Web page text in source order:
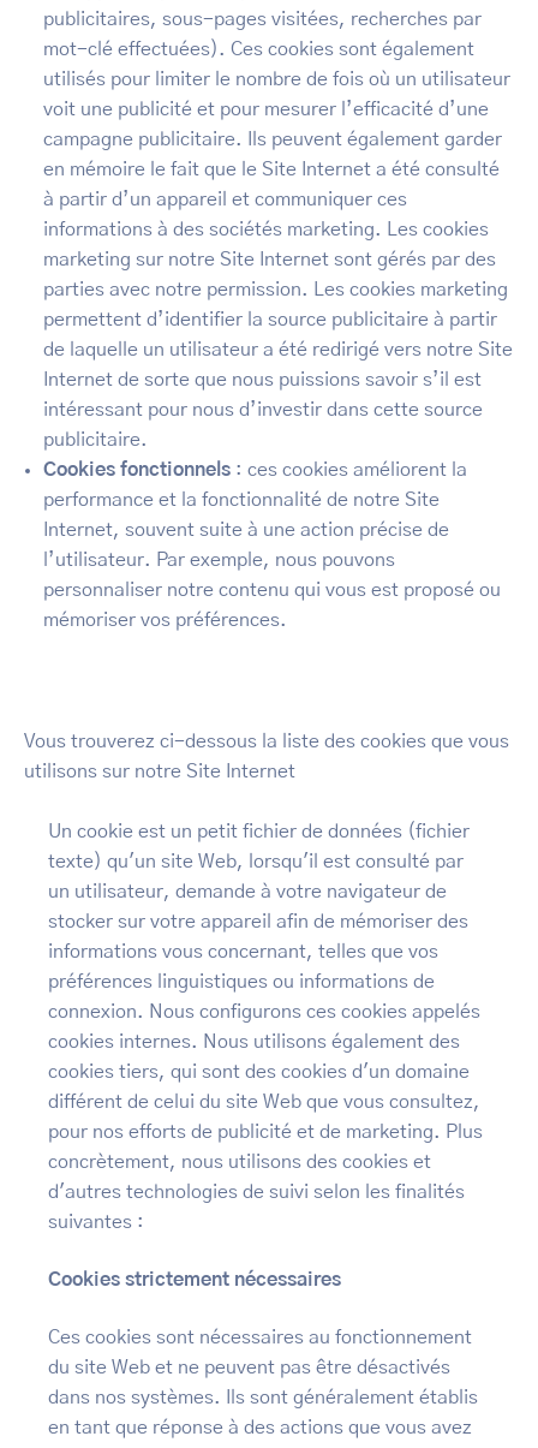
publicitaires, sous-pages visitées, recherches par
mot-clé effectuées). Ces cookies sont également
utilisés pour limiter le nombre de fois où un utilisateur
voit une publicité et pour mesurer l’efficacité d’une
campagne publicitaire. Ils peuvent également garder
en mémoire le fait que le Site Internet a été consulté
à partir d’un appareil et communiquer ces
informations à des sociétés marketing. Les cookies
marketing sur notre Site Internet sont gérés par des
parties avec notre permission. Les cookies marketing
permettent d’identifier la source publicitaire à partir
de laquelle un utilisateur a été redirigé vers notre Site
Internet de sorte que nous puissions savoir s’il est
intéressant pour nous d’investir dans cette source
publicitaire.
Cookies fonctionnels : ces cookies améliorent la
performance et la fonctionnalité de notre Site
Internet, souvent suite à une action précise de
l’utilisateur. Par exemple, nous pouvons
personnaliser notre contenu qui vous est proposé ou
mémoriser vos préférences.
Vous trouverez ci-dessous la liste des cookies que vous
utilisons sur notre Site Internet
Un cookie est un petit fichier de données (fichier
texte) qu'un site Web, lorsqu'il est consulté par
un utilisateur, demande à votre navigateur de
stocker sur votre appareil afin de mémoriser des
informations vous concernant, telles que vos
préférences linguistiques ou informations de
connexion. Nous configurons ces cookies appelés
cookies internes. Nous utilisons également des
cookies tiers, qui sont des cookies d'un domaine
différent de celui du site Web que vous consultez,
pour nos efforts de publicité et de marketing. Plus
concrètement, nous utilisons des cookies et
d'autres technologies de suivi selon les finalités
suivantes :
Cookies strictement nécessaires
Ces cookies sont nécessaires au fonctionnement
du site Web et ne peuvent pas être désactivés
dans nos systèmes. Ils sont généralement établis
en tant que réponse à des actions que vous avez